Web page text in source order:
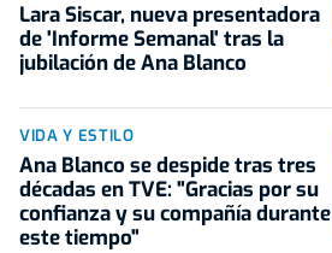
Lara Siscar, nueva presentadora
de 'Informe Semanal' tras la
jubilación de Ana Blanco
VIDA Y ESTILO
Ana Blanco se despide tras tres
décadas en TVE: "Gracias por su
confianza y su compañía durante
este tiempo"